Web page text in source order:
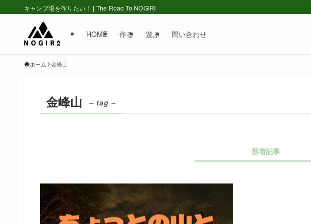
キャンプ場を作りたい！ | The Road To NOGIRI
HOME 作る 遊ぶ 問い合わせ
ホーム 金峰山
金峰山 – tag –
新着記事